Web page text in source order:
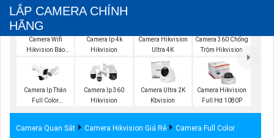
LẮP CAMERA CHÍNH
HÃNG
Camera Wifi
Hikvision Báo
Camera Ip 4k
Hikvision
Camera Hikvision
Ultra 4K
Camera 360 Chống
Trộm Hikvision
Camera Ip Thân
Full Color
Camera Ip 360
Hikvision
Camera Ultra 2K
Kbvision
Camera Hikvision
Full Hd 1080P
Camera Quan Sát Camera Hikvision Giá Rẻ
Camera Full Color